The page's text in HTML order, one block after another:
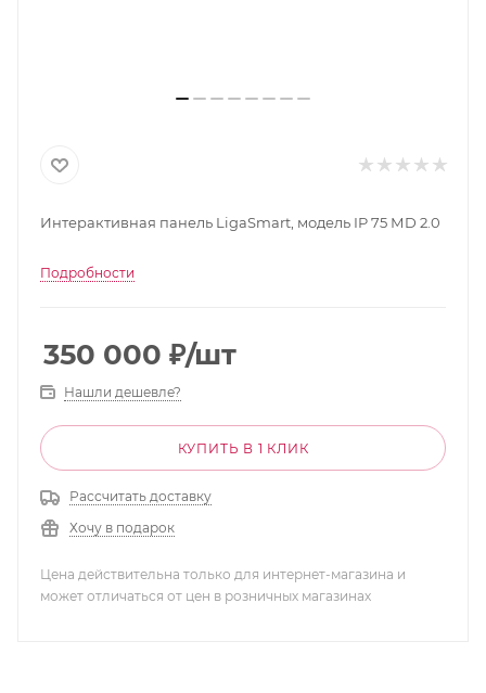
Интерактивная панель LigaSmart, модель IP 75 МD 2.0
Подробности
350 000 ₽/шт
Нашли дешевле?
КУПИТЬ В 1 КЛИК
Рассчитать доставку
Хочу в подарок
Цена действительна только для интернет-магазина и
может отличаться от цен в розничных магазинах